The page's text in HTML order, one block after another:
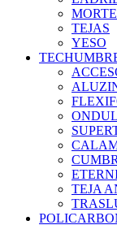
TEJAS
YESO
TEJA